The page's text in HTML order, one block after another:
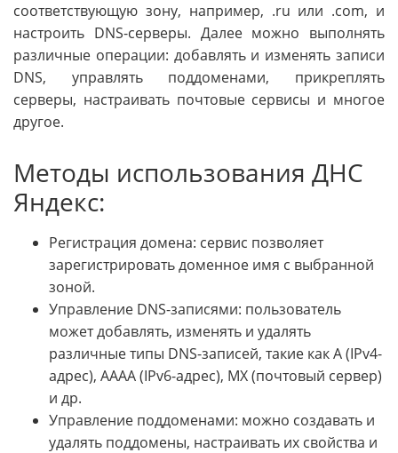
соответствующую зону, например, .ru или .com, и
настроить DNS-серверы. Далее можно выполнять
различные операции: добавлять и изменять записи
DNS, управлять поддоменами, прикреплять
серверы, настраивать почтовые сервисы и многое
другое.
Методы использования ДНС
Яндекс:
Регистрация домена: сервис позволяет
зарегистрировать доменное имя с выбранной
зоной.
Управление DNS-записями: пользователь
может добавлять, изменять и удалять
различные типы DNS-записей, такие как A (IPv4-
адрес), AAAA (IPv6-адрес), MX (почтовый сервер)
и др.
Управление поддоменами: можно создавать и
удалять поддомены, настраивать их свойства и